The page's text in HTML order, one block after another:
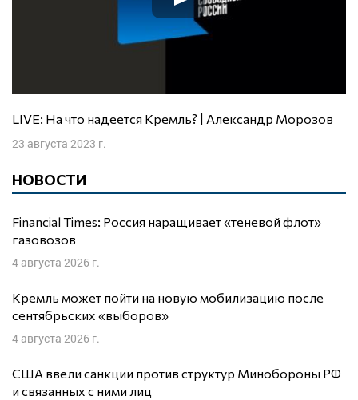
LIVE: На что надеется Кремль? | Александр Морозов
23 августа 2023 г.
НОВОСТИ
Financial Times: Россия наращивает «теневой флот»
газовозов
4 августа 2026 г.
Кремль может пойти на новую мобилизацию после
сентябрьских «выборов»
4 августа 2026 г.
США ввели санкции против структур Минобороны РФ
и связанных с ними лиц